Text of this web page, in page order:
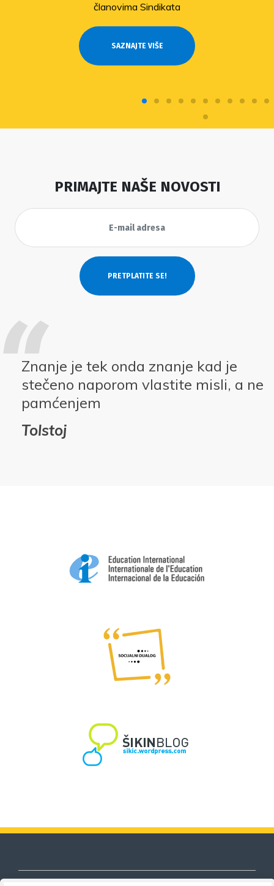
članovima Sindikata
SAZNAJTE VIŠE
PRIMAJTE NAŠE NOVOSTI
Znanje je tek onda znanje kad je
stečeno naporom vlastite misli, a ne
pamćenjem
Tolstoj